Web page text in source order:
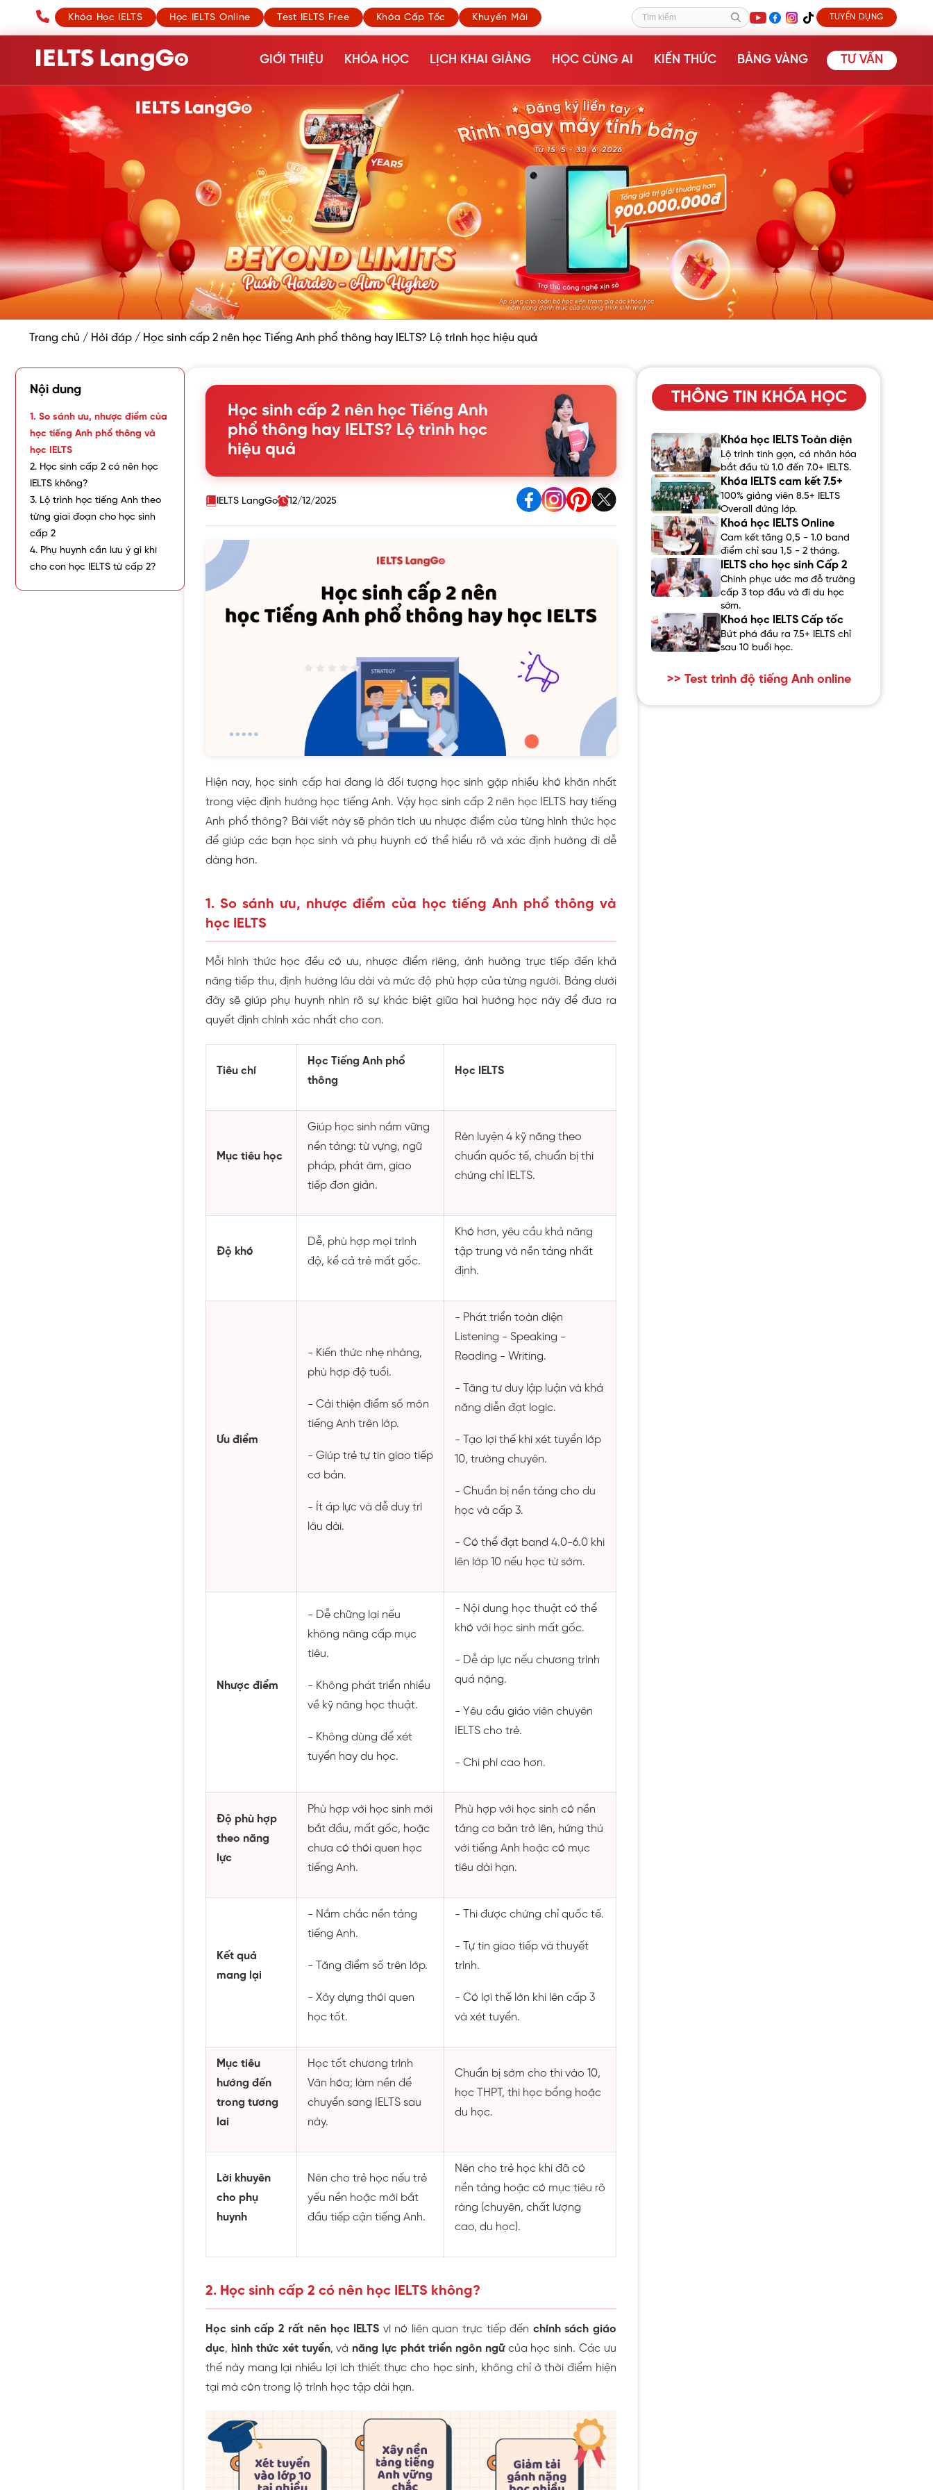
Khóa Học IELTS Học IELTS Online Test IELTS Free Khóa Cấp Tốc Khuyến Mãi Tìm kiếm TUYỂN DỤNG
GIỚI THIỆU KHÓA HỌC LỊCH KHAI GIẢNG HỌC CÙNG AI KIẾN THỨC BẢNG VÀNG TƯ VẤN
Trang chủ / Hỏi đáp / Học sinh cấp 2 nên học Tiếng Anh phổ thông hay IELTS? Lộ trình học hiệu quả
Nội dung
1. So sánh ưu, nhược điểm của
học tiếng Anh phổ thông và
học IELTS
2. Học sinh cấp 2 có nên học
IELTS không?
3. Lộ trình học tiếng Anh theo
từng giai đoạn cho học sinh
cấp 2
4. Phụ huynh cần lưu ý gì khi
cho con học IELTS từ cấp 2?
Học sinh cấp 2 nên học Tiếng Anh
phổ thông hay IELTS? Lộ trình học
hiệu quả
IELTS LangGo 12/12/2025
Hiện nay, học sinh cấp hai đang là đối tượng học sinh gặp nhiều khó khăn nhất
trong việc định hướng học tiếng Anh. Vậy học sinh cấp 2 nên học IELTS hay tiếng
Anh phổ thông? Bài viết này sẽ phân tích ưu nhược điểm của từng hình thức học
để giúp các bạn học sinh và phụ huynh có thể hiểu rõ và xác định hướng đi dễ
dàng hơn.
1. So sánh ưu, nhược điểm của học tiếng Anh phổ thông và
học IELTS
Mỗi hình thức học đều có ưu, nhược điểm riêng, ảnh hưởng trực tiếp đến khả
năng tiếp thu, định hướng lâu dài và mức độ phù hợp của từng người. Bảng dưới
đây sẽ giúp phụ huynh nhìn rõ sự khác biệt giữa hai hướng học này để đưa ra
quyết định chính xác nhất cho con.
Tiêu chí
Học Tiếng Anh phổ
thông
Học IELTS
Mục tiêu học
Giúp học sinh nắm vững
nền tảng: từ vựng, ngữ
pháp, phát âm, giao
tiếp đơn giản.
Rèn luyện 4 kỹ năng theo
chuẩn quốc tế, chuẩn bị thi
chứng chỉ IELTS.
Độ khó
Dễ, phù hợp mọi trình
độ, kể cả trẻ mất gốc.
Khó hơn, yêu cầu khả năng
tập trung và nền tảng nhất
định.
Ưu điểm
- Kiến thức nhẹ nhàng,
phù hợp độ tuổi.
- Cải thiện điểm số môn
tiếng Anh trên lớp.
- Giúp trẻ tự tin giao tiếp
cơ bản.
- Ít áp lực và dễ duy trì
lâu dài.
- Phát triển toàn diện
Listening - Speaking -
Reading - Writing.
- Tăng tư duy lập luận và khả
năng diễn đạt logic.
- Tạo lợi thế khi xét tuyển lớp
10, trường chuyên.
- Chuẩn bị nền tảng cho du
học và cấp 3.
- Có thể đạt band 4.0-6.0 khi
lên lớp 10 nếu học từ sớm.
Nhược điểm
- Dễ chững lại nếu
không nâng cấp mục
tiêu.
- Không phát triển nhiều
về kỹ năng học thuật.
- Không dùng để xét
tuyển hay du học.
- Nội dung học thuật có thể
khó với học sinh mất gốc.
- Dễ áp lực nếu chương trình
quá nặng.
- Yêu cầu giáo viên chuyên
IELTS cho trẻ.
- Chi phí cao hơn.
Độ phù hợp
theo năng
lực
Phù hợp với học sinh mới
bắt đầu, mất gốc, hoặc
chưa có thói quen học
tiếng Anh.
Phù hợp với học sinh có nền
tảng cơ bản trở lên, hứng thú
với tiếng Anh hoặc có mục
tiêu dài hạn.
Kết quả
mang lại
- Nắm chắc nền tảng
tiếng Anh.
- Tăng điểm số trên lớp.
- Xây dựng thói quen
học tốt.
- Thi được chứng chỉ quốc tế.
- Tự tin giao tiếp và thuyết
trình.
- Có lợi thế lớn khi lên cấp 3
và xét tuyển.
Mục tiêu
hướng đến
trong tương
lai
Học tốt chương trình
Văn hóa; làm nền để
chuyển sang IELTS sau
này.
Chuẩn bị sớm cho thi vào 10,
học THPT, thi học bổng hoặc
du học.
Lời khuyên
cho phụ
huynh
Nên cho trẻ học nếu trẻ
yếu nền hoặc mới bắt
đầu tiếp cận tiếng Anh.
Nên cho trẻ học khi đã có
nền tảng hoặc có mục tiêu rõ
ràng (chuyên, chất lượng
cao, du học).
2. Học sinh cấp 2 có nên học IELTS không?
Học sinh cấp 2 rất nên học IELTS vì nó liên quan trực tiếp đến chính sách giáo
dục, hình thức xét tuyển, và năng lực phát triển ngôn ngữcủa học sinh. Các ưu
thế này mang lại nhiều lợi ích thiết thực cho học sinh, không chỉ ở thời điểm hiện
tại mà còn trong lộ trình học tập dài hạn.
THÔNG TIN KHÓA HỌC
Khóa học IELTS Toàn diện
Lộ trình tinh gọn, cá nhân hóa
bắt đầu từ 1.0 đến 7.0+ IELTS.
Khóa IELTS cam kết 7.5+
100% giảng viên 8.5+ IELTS
Overall đứng lớp.
Khoá học IELTS Online
Cam kết tăng 0,5 - 1.0 band
điểm chỉ sau 1,5 - 2 tháng.
IELTS cho học sinh Cấp 2
Chinh phục ước mơ đỗ trường
cấp 3 top đầu và đi du học
sớm.
Khoá học IELTS Cấp tốc
Bứt phá đầu ra 7.5+ IELTS chỉ
sau 10 buổi học.
>> Test trình độ tiếng Anh online